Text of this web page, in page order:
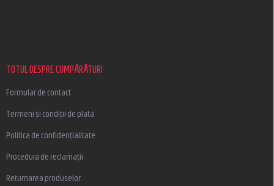
TOTUL DESPRE CUMPĂRĂTURI
Formular de contact
Termeni și condiții de plată
Politica de confidențialitate
Procedura de reclamații
Returnarea produselor